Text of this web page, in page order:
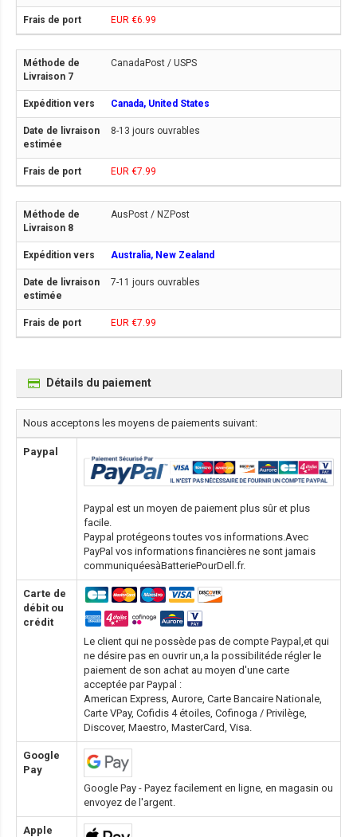
EUR €6.99
CanadaPost / USPS
Canada, United States
8-13 jours ouvrables
EUR €7.99
AusPost / NZPost
Australia, New Zealand
7-11 jours ouvrables
EUR €7.99
Détails du paiement
Nous acceptons les moyens de paiements suivant:
Paypal
Paypal est un moyen de paiement plus sûr et plus
facile.
Paypal protégeons toutes vos informations.Avec
PayPal vos informations financières ne sont jamais
communiquéesàBatteriePourDell.fr.
Carte de
débit ou
crédit
Le client qui ne possède pas de compte Paypal,et qui
ne désire pas en ouvrir un,a la possibilitéde régler le
paiement de son achat au moyen d'une carte
acceptée par Paypal :
American Express, Aurore, Carte Bancaire Nationale,
Carte VPay, Cofidis 4 étoiles, Cofinoga / Privilège,
Discover, Maestro, MasterCard, Visa.
Google
Pay
Google Pay - Payez facilement en ligne, en magasin ou
envoyez de l'argent.
Apple